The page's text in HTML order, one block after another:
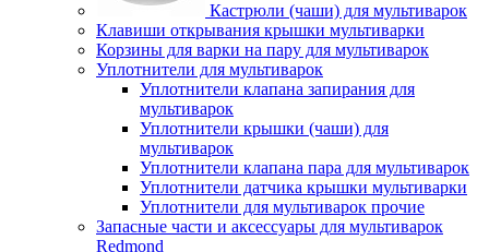
Кастрюли (чаши) для мультиварок
Клавиши открывания крышки мультиварки
Корзины для варки на пару для мультиварок
Уплотнители для мультиварок
Уплотнители клапана запирания для
мультиварок
Уплотнители крышки (чаши) для
мультиварок
Уплотнители клапана пара для мультиварок
Уплотнители датчика крышки мультиварки
Уплотнители для мультиварок прочие
Запасные части и аксессуары для мультиварок
Redmond